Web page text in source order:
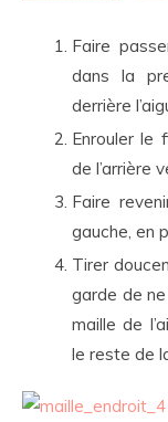
Faire
dans la
derrière
Enrouler le
de l’arrière
Faire
gauche, en
Tirer
garde de
maille de
le reste de